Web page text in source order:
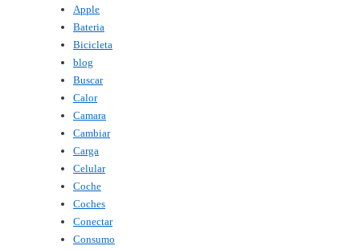
Apple
Bateria
Bicicleta
blog
Buscar
Calor
Camara
Cambiar
Carga
Celular
Coche
Coches
Conectar
Consumo